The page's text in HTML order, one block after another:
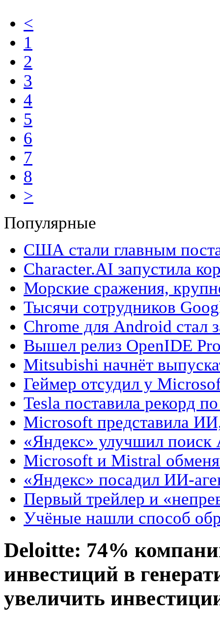
<
1
2
3
4
5
6
7
8
>
Популярные
США стали главным
Character.AI запустила
Морские сражения,
Тысячи сотрудников
Chrome для Android стал
Вышел релиз OpenIDE
Mitsubishi начнёт
Геймер отсудил у
Tesla поставила рекорд
Microsoft представила
«Яндекс» улучшил поиск
Microsoft и Mistral
«Яндекс» посадил ИИ-
Первый трейлер и
Учёные нашли способ
Deloitte: 74%
инвестиций в
увеличить